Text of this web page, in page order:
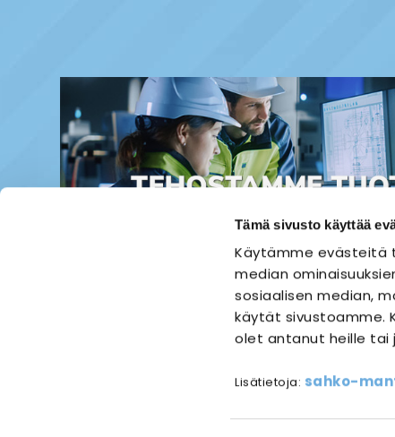
Tämä sivusto käyttää
Käytämme evästeitä
median
sosiaalisen median,
käytät sivustoamme.
olet antanut heille tai
Lisätietoja: sahko-
SÄHKÖASENNUS